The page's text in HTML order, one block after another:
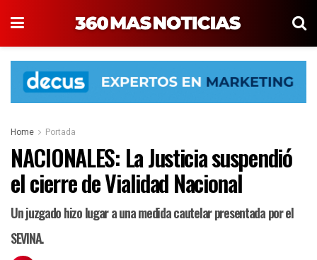
Home Portada
NACIONALES: La Justicia suspendió
el cierre de Vialidad Nacional
Un juzgado hizo lugar a una medida cautelar presentada por el
SEVINA.